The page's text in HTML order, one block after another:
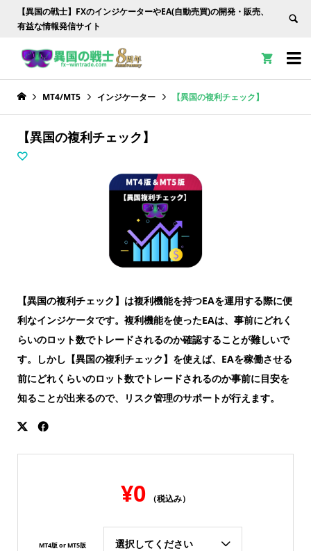
【異国の戦士】FXのインジケーターやEA(自動売買)の開発・販売、
有益な情報発信サイト


MT4/MT5 インジケーター 【異国の複利チェック】
【異国の複利チェック】
【異国の複利チェック】は複利機能を持つEAを運用する際に便
利なインジケータです。複利機能を使ったEAは、事前にどれく
らいのロット数でトレードされるのか確認することが難しいで
す。しかし【異国の複利チェック】を使えば、EAを稼働させる
前にどれくらいのロット数でトレードされるのか事前に目安を
知ることが出来るので、リスク管理のサポートが行えます。
¥0 （税込み）
MT4版 or MT5版